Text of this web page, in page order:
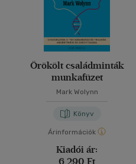
Örökölt családminták
munkafüzet
Mark Wolynn
Könyv
Árinformációk
Kiadói ár:
6 290 Ft